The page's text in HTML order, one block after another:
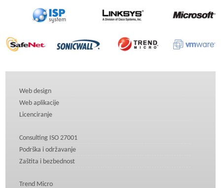
Web design
Web aplikacije
Licenciranje
Consulting ISO 27001
Podrška i održavanje
Zaštita i bezbednost
Trend Micro